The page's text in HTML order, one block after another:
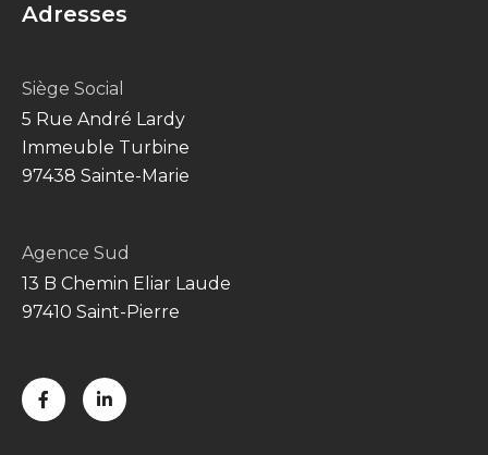
Adresses
Siège Social
5 Rue André Lardy
Immeuble Turbine
97438 Sainte-Marie
Agence Sud
13 B Chemin Eliar Laude
97410 Saint-Pierre